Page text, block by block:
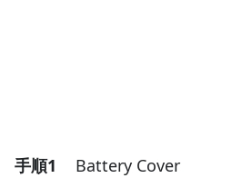
手順1 Battery Cover